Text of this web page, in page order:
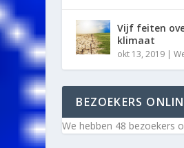
Vijf feiten
klimaat
okt 13, 2019 |
BEZOEKERS
We hebben 48 bezoekers